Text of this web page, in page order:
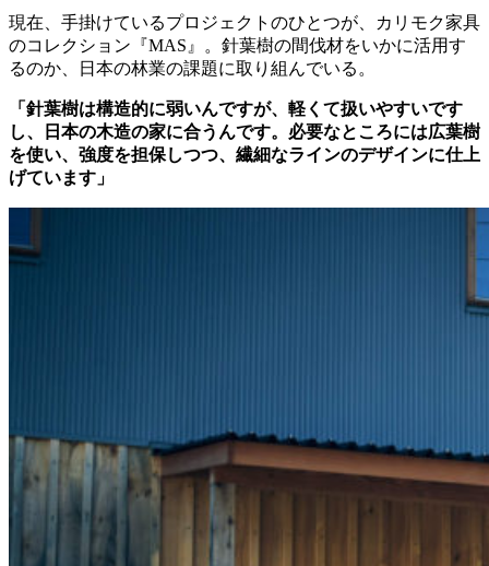
現在、手掛けているプロジェクトのひとつが、カリモク家具
のコレクション『MAS』。針葉樹の間伐材をいかに活用す
るのか、日本の林業の課題に取り組んでいる。
「針葉樹は構造的に弱いんですが、軽くて扱いやすいです
し、日本の木造の家に合うんです。必要なところには広葉樹
を使い、強度を担保しつつ、繊細なラインのデザインに仕上
げています」